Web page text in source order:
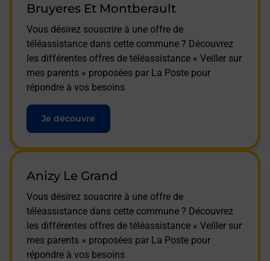
Bruyeres Et Montberault
Vous désirez souscrire à une offre de
téléassistance dans cette commune ? Découvrez
les différentes offres de téléassistance « Veiller sur
mes parents » proposées par La Poste pour
répondre à vos besoins
Je découvre
Anizy Le Grand
Vous désirez souscrire à une offre de
téléassistance dans cette commune ? Découvrez
les différentes offres de téléassistance « Veiller sur
mes parents » proposées par La Poste pour
répondre à vos besoins